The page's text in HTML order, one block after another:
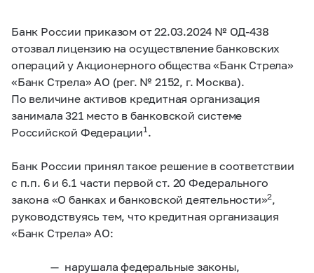
Банк России приказом от 22.03.2024 № ОД-438
отозвал лицензию на осуществление банковских
операций у Акционерного общества «Банк Стрела»
«Банк Стрела» АО (рег. № 2152, г. Москва).
По величине активов кредитная организация
занимала 321 место в банковской системе
Российской Федерации1.
Банк России принял такое решение в соответствии
с п.п. 6 и 6.1 части первой ст. 20 Федерального
закона «О банках и банковской деятельности»2,
руководствуясь тем, что кредитная организация
«Банк Стрела» АО:
нарушала федеральные законы,